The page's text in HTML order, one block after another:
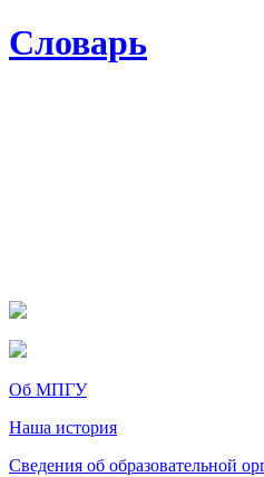
Словарь
Об МПГУ
Наша история
Сведения об образовательной